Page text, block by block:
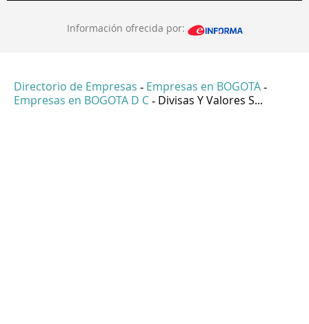
Información ofrecida por:
Directorio de Empresas - Empresas en BOGOTA -
Empresas en BOGOTA D C - Divisas Y Valores S...